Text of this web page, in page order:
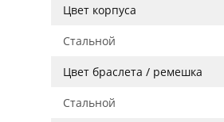
Цвет корпуса
Стальной
Цвет браслета / ремешка
Стальной